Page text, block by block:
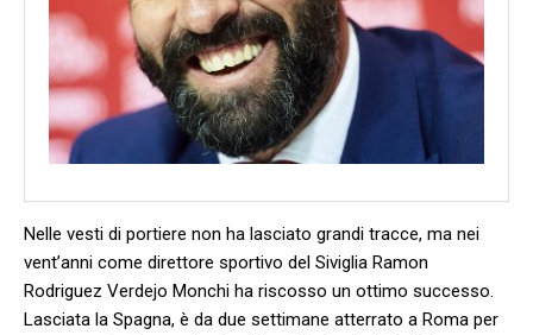
Nelle vesti di portiere non ha lasciato grandi tracce, ma nei
vent’anni come direttore sportivo del Siviglia Ramon
Rodriguez Verdejo Monchi ha riscosso un ottimo successo.
Lasciata la Spagna, è da due settimane atterrato a Roma per